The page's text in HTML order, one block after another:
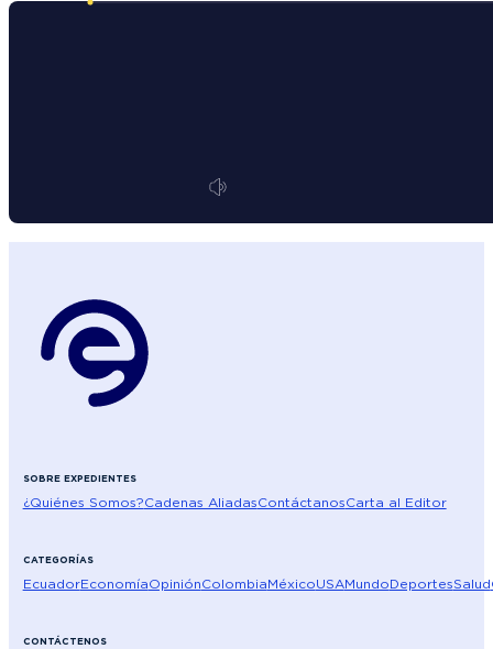
SOBRE EXPEDIENTES
¿Quiénes Somos?Cadenas AliadasContáctanosCarta al Editor
CATEGORÍAS
EcuadorEconomíaOpiniónColombiaMéxicoUSAMundoDeportesSalud
CONTÁCTENOS